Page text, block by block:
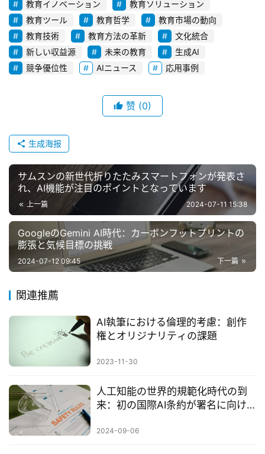
教育イノベーション
教育ソリューション
教育ツール
教育哲学
教育市場の動向
教育技術
教育方法の革新
文化統合
新しい収益源
未来の教育
生成AI
競争優位性
AIニュース 応用事例
赞 (0)
生成海报
サムスンの新世代折りたたみスマートフォンが発表さ
れ、AI機能が注目のポイントとなっています
上一篇 2024-07-11 15:38
GoogleのGemini AI時代：カーボンフットプリントの
膨張と気候目標の挑戦
下一篇
2024-07-12 09:45
関連推薦
AI執筆における倫理的考慮：創作
権とオリジナリティの課題
2023-11-30
人工知能の世界的規範化時代の到
来：初の国際AI条約が署名に向け
2024-09-06